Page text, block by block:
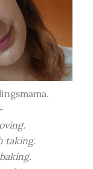
taking.